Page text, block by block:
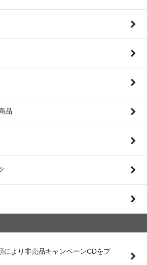
品
により非売品キャンペーンCDをプ